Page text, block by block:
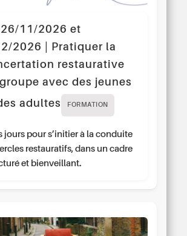
11/2026 et
2026 | Pratiquer la
restaurative
avec des jeunes
adultes
FORMATION
jours pour s’initier à la conduite
restauratifs, dans un cadre
et bienveillant.